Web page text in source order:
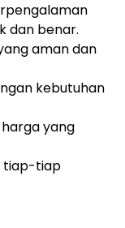
dan benar.
aman dan
kebutuhan
yang
tiap-tiap